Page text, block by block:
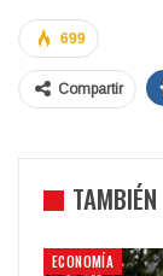
699
Compartir
ECONOMÍA